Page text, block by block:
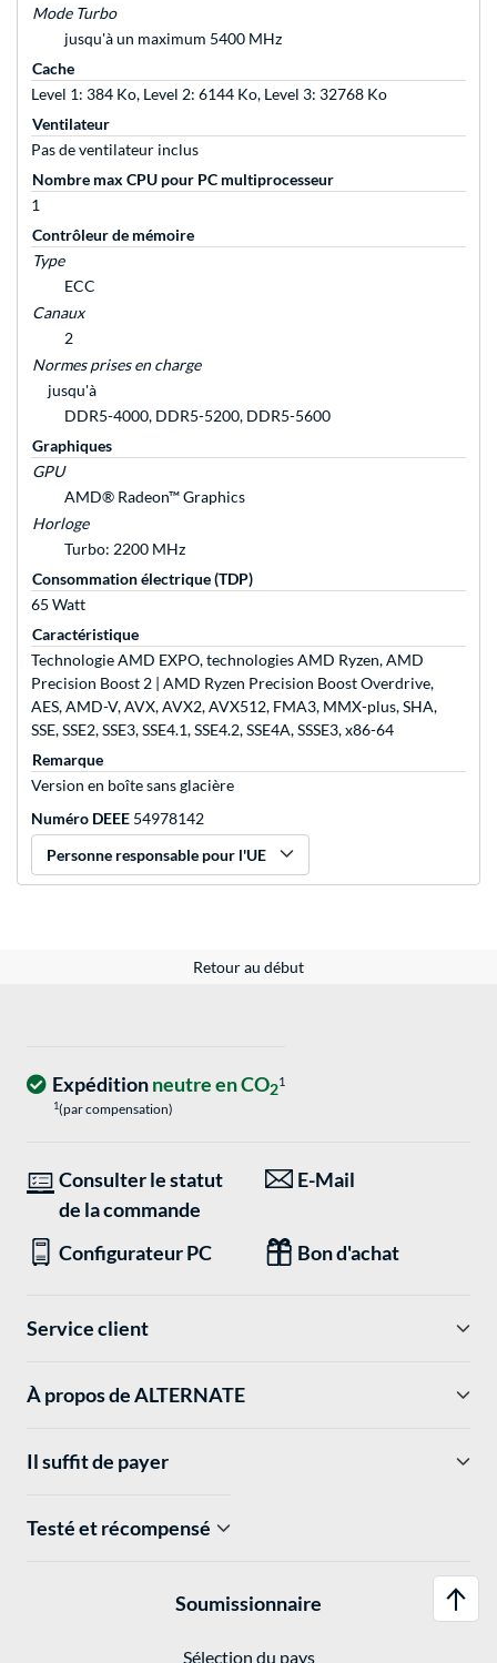
Mode Turbo
jusqu'à un maximum 5400 MHz
Cache
Level 1: 384 Ko, Level 2: 6144 Ko, Level 3: 32768 Ko
Ventilateur
Pas de ventilateur inclus
Nombre max CPU pour PC multiprocesseur
1
Contrôleur de mémoire
Type
ECC
Canaux
2
Normes prises en charge
jusqu'à
DDR5-4000, DDR5-5200, DDR5-5600
Graphiques
GPU
AMD® Radeon™ Graphics
Horloge
Turbo: 2200 MHz
Consommation électrique (TDP)
65 Watt
Caractéristique
Technologie AMD EXPO, technologies AMD Ryzen, AMD
Precision Boost 2 | AMD Ryzen Precision Boost Overdrive,
AES, AMD-V, AVX, AVX2, AVX512, FMA3, MMX-plus, SHA,
SSE, SSE2, SSE3, SSE4.1, SSE4.2, SSE4A, SSSE3, x86-64
Remarque
Version en boîte sans glacière
Numéro DEEE 54978142
Personne responsable pour l'UE
Retour au début
Expéditionneutre en CO21
1(par compensation)
Consulter le statut
de la commande
E-Mail
Configurateur PC Bon d'achat
Service client
À propos de ALTERNATE
Il suffit de payer
Testé et récompensé
Soumissionnaire
Sélection du pays